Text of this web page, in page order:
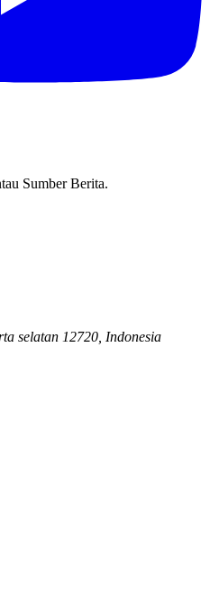
Sumber Berita.
selatan 12720, Indonesia